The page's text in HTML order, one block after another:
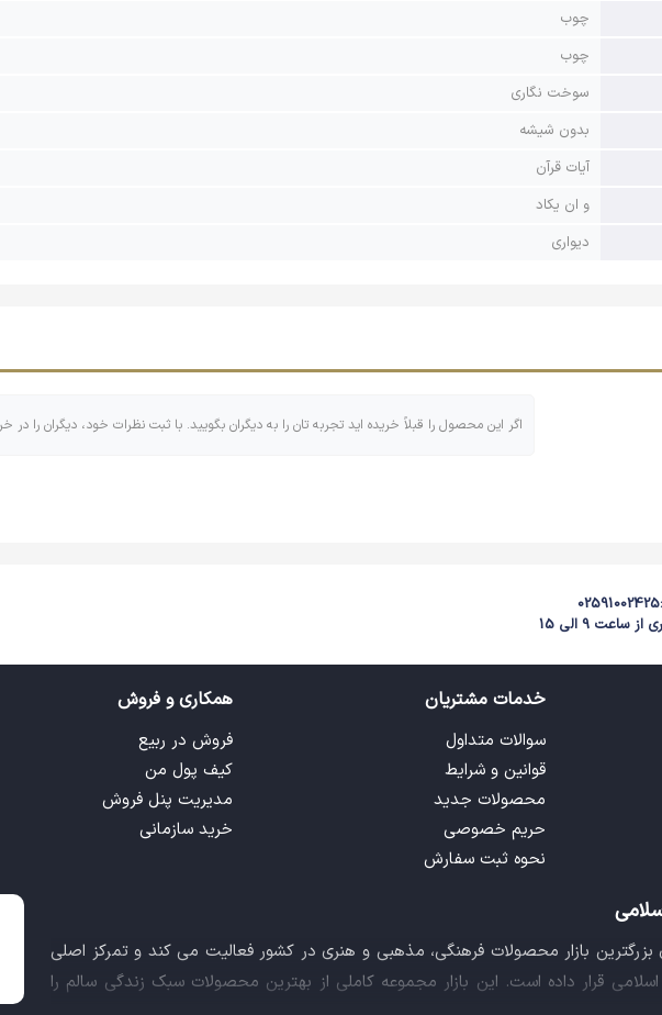
چوب
چوب
سوخت نگاری
بدون شیشه
آیات قرآن
و ان یکاد
دیواری
اگر این محصول را قبلاً خریده اید تجربه تان را به دیگران بگویید. با ثبت نظرات خود، دیگران را در
02591002425
ساعت 9 الی 15
خدمات مشتریان
سوالات متداول
قوانین و شرایط
محصولات جدید
حریم خصوصی
نحوه ثبت سفارش
همکاری و فروش
فروش در ربیع
کیف پول من
مدیریت پنل فروش
خرید سازمانی
بازار محصولات فرهنگی، مذهبی و هنری در کشور فعالیت می کند و تمرکز اصلی
قرار داده است. این بازار مجموعه کاملی از بهترین محصولات سبک زندگی سالم را